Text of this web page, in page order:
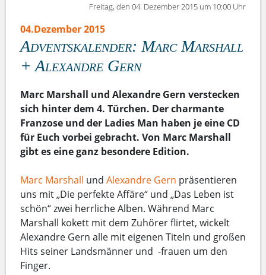
Freitag, den 04. Dezember 2015 um 10:00 Uhr
04.Dezember 2015
Adventskalender: Marc Marshall
+ Alexandre Gern
Marc Marshall und Alexandre Gern verstecken
sich hinter dem 4. Türchen. Der charmante
Franzose und der Ladies Man haben je eine CD
für Euch vorbei gebracht. Von Marc Marshall
gibt es eine ganz besondere Edition.
Marc Marshall und Alexandre Gern präsentieren
uns mit „Die perfekte Affäre“ und „Das Leben ist
schön“ zwei herrliche Alben. Während Marc
Marshall kokett mit dem Zuhörer flirtet, wickelt
Alexandre Gern alle mit eigenen Titeln und großen
Hits seiner Landsmänner und -frauen um den
Finger.